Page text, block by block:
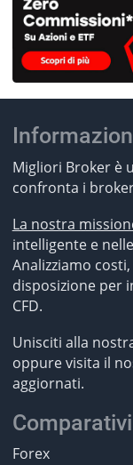
Migliori Broker è
confronta i
La nostra
intelligente e
Analizziamo
disposizione per
CFD.
Unisciti alla
oppure visita il
aggiornati.
Comparativi
Forex